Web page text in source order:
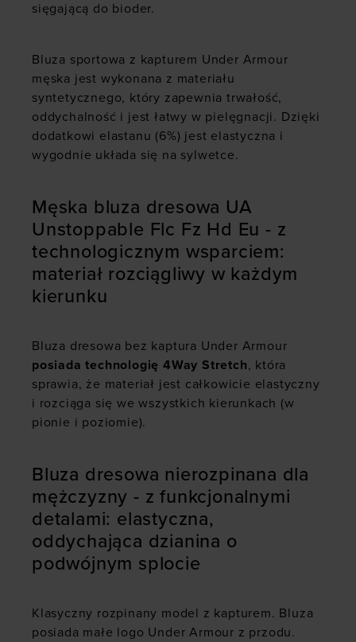
sięgającą do bioder.
Bluza sportowa z kapturem Under Armour
męska jest wykonana z materiału
syntetycznego, który zapewnia trwałość,
oddychalność i jest łatwy w pielęgnacji. Dzięki
dodatkowi elastanu (6%) jest elastyczna i
wygodnie układa się na sylwetce.
Męska bluza dresowa UA
Unstoppable Flc Fz Hd Eu - z
technologicznym wsparciem:
materiał rozciągliwy w każdym
kierunku
Bluza dresowa bez kaptura Under Armour
posiada technologię 4Way Stretch, która
sprawia, że materiał jest całkowicie elastyczny
i rozciąga się we wszystkich kierunkach (w
pionie i poziomie).
Bluza dresowa nierozpinana dla
mężczyzny - z funkcjonalnymi
detalami: elastyczna,
oddychająca dzianina o
podwójnym splocie
Klasyczny rozpinany model z kapturem. Bluza
posiada małe logo Under Armour z przodu.